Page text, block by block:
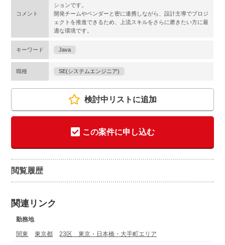
コメント
ションです。
開発チームやベンダーと密に連携しながら、設計主導でプロジ
ェクトを推進できるため、上流スキルをさらに磨きたい方に最
適な環境です。
キーワード Java
職種 SE(システムエンジニア)
検討中リストに追加
この案件に申し込む
閲覧履歴
関連リンク
勤務地
関東 東京都 23区 東京・日本橋・大手町エリア